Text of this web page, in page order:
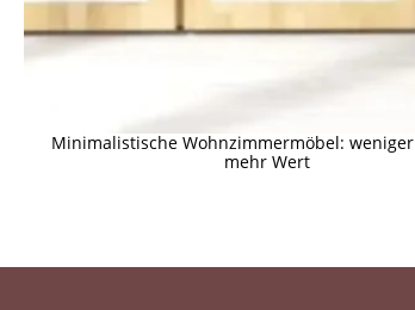
Minimalistische Wohnzimmermöbel:
mehr Wert